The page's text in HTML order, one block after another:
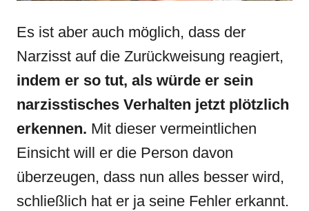
Es ist aber auch möglich, dass der
Narzisst auf die Zurückweisung reagiert,
indem er so tut, als würde er sein
narzisstisches Verhalten jetzt plötzlich
erkennen. Mit dieser vermeintlichen
Einsicht will er die Person davon
überzeugen, dass nun alles besser wird,
schließlich hat er ja seine Fehler erkannt.